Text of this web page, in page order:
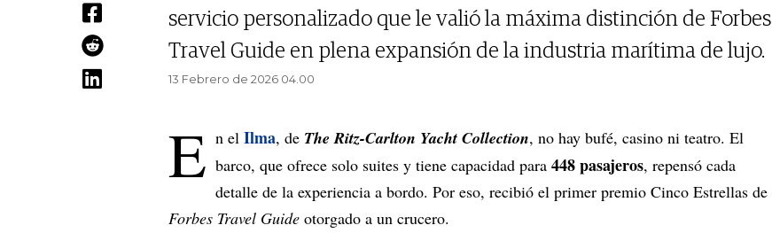
servicio personalizado que le valió la máxima distinción de Forbes
Travel Guide en plena expansión de la industria marítima de lujo.
13 Febrero de 2026 04.00
E n el Ilma, de The Ritz-Carlton Yacht Collection, no hay bufé, casino ni teatro. El
barco, que ofrece solo suites y tiene capacidad para 448 pasajeros, repensó cada
detalle de la experiencia a bordo. Por eso, recibió el primer premio Cinco Estrellas de
Forbes Travel Guide otorgado a un crucero.